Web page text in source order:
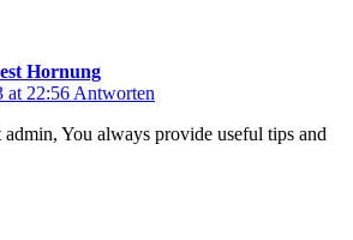
Hornung
at 22:56 Antworten
admin, You always provide useful tips and